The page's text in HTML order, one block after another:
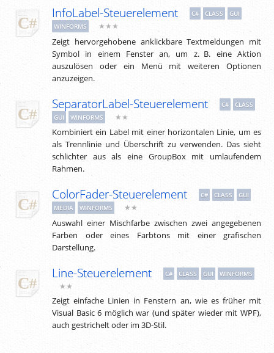
InfoLabel-Steuerelement C# CLASS
GUI
WINFORMS
★★★
Zeigt hervorgehobene anklickbare Textmeldungen mit
Symbol in einem Fenster an, um z. B. eine Aktion
auszulösen oder ein Menü mit weiteren Optionen
anzuzeigen.
SeparatorLabel-Steuerelement C#
CLASS
GUI
WINFORMS ★★
Kombiniert ein Label mit einer horizontalen Linie, um es
als Trennlinie und Überschrift zu verwenden. Das sieht
schlichter aus als eine GroupBox mit umlaufendem
Rahmen.
ColorFader-Steuerelement C# CLASS
GUI
MEDIA
WINFORMS ★★
Auswahl einer Mischfarbe zwischen zwei angegebenen
Farben oder eines Farbtons mit einer grafischen
Darstellung.
Line-Steuerelement C# CLASS GUI WINFORMS
★★
Zeigt einfache Linien in Fenstern an, wie es früher mit
Visual Basic 6 möglich war (und später wieder mit WPF),
auch gestrichelt oder im 3D-Stil.